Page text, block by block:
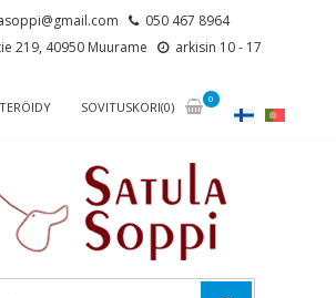
050 467 8964
219, 40950 Muurame
arkisin 10 - 17
SOVITUSKORI(0)
0